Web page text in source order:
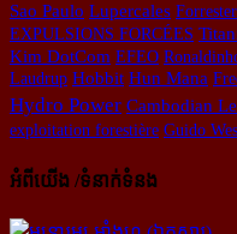
Sao Paulo Lupercales
EXPULSIONS FORCÉES
Kim DotCom EFEO
Laudrup Hobbit Hun Mana
Hydro Power Cambodian
exploitation forestière Guido
អំពីយើង /ទំនាក់ទំនង